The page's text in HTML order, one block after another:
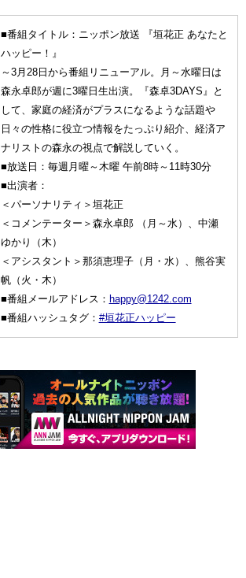
■番組タイトル：ニッポン放送 『垣花正 あなたと
ハッピー！』
～3月28日から番組リニューアル。月～水曜日は
森永卓郎が週に3曜日生出演。『森卓3DAYS』と
して、家庭の経済がプラスになるような話題や
日々の性格に役立つ情報をたっぷり紹介、経済ア
ナリストの森永の視点で解説していく。
■放送日：毎週月曜～木曜 午前8時～11時30分
■出演者：
＜パーソナリティ＞垣花正
＜コメンテーター＞森永卓郎 （月～水）、中瀬
ゆかり（木）
＜アシスタント＞那須恵理子（月・水）、熊谷実
帆（火・木）
■番組メールアドレス： happy@1242.com
■番組ハッシュタグ： #垣花正ハッピー